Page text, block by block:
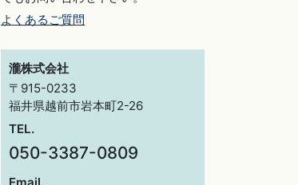
よくあるご質問
瀧株式会社
〒915-0233
福井県越前市岩本町2-26
TEL.
050-3387-0809